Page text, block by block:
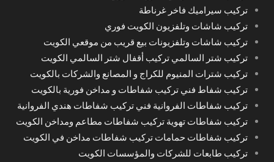
تركيب سيراميك فاخر غرناطة
تركيب شاشات وتلفزيون الكويت فوري
تركيب شاشات وتلفزيونات بيع قريب من موقعي الكويت
تركيب شتر السالمي تركيب أقفال شتر السالمي الكويت
تركيب شترات المنيوم للكراج و المصانع والشركات بالكويت
تركيب شفاط فني تركيب شفاطات و مداخن فورية بالكويت
تركيب شفاطات الفروانية فني تركيب شفاطات هندي الفروانية
تركيب شفاطات تهوية تركيب شفاطات مطاعم ومداخن الكويت
تركيب شفاطات حمامات تركيب شفاطات مداخن في الكويت
تركيب طابعات للشركات والمؤسسات الكويت